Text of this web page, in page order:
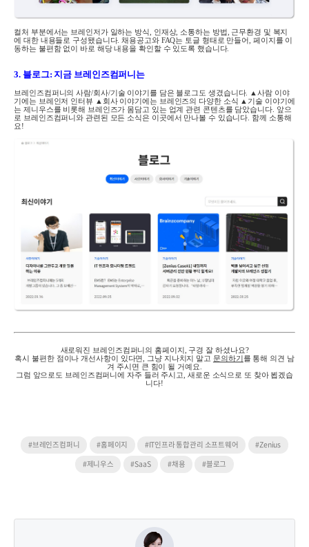
컬처 부분에서는 브레인저가 일하는 방식 인재상, 소통하는 방법 근무환경 및 복지
에 대한 내용들로 구성됐습니다. 채용공고와 FAQ는 토글 형태로 만들어 페이지를 이
동하는 불편함 없이 바로 해당 내용을 확인할 수 있도록 했습니다.
3. 블로그:지금 브레인즈컴퍼니는
브레인즈컴퍼니의 사람/회사/기술 이야기를 담은 블로그도 생겼습니다. ▲사람 이야
기에는 브레인저 인터뷰 ▲ 회사 이야기에는 브레인즈의 다양한 소식 ▲ 기술 이야기에
는 제니우스를 비롯해 브레인즈가 몸담고 있는 업계 관련 콘텐츠를 담았습니다. 앞으
로 브레인즈컴퍼니와 관련된 모든 소식은 이곳에서 만나볼 수 있습니다 .함께 소통해
요!
새로워진 브레인즈컴퍼니의 홈페이지 구경 잘 하셨나요?
혹시 불편한 점이나 개선사항이 있다면, 그냥 지나치지 말고 문의하기를 통해 의견 남
겨 주시면 큰 힘이 될 거예요
그럼 앞으로도 브레인즈컴퍼니에 자주 들러 주시고, 새로운 소식으로 또 찾아 뵙겠습
니다!
#브레인즈컴퍼니 #홈페이지 #IT인프라 통합관리 소프트웨어
#Zenius
#제니우스
#SaaS #채용 #블로그